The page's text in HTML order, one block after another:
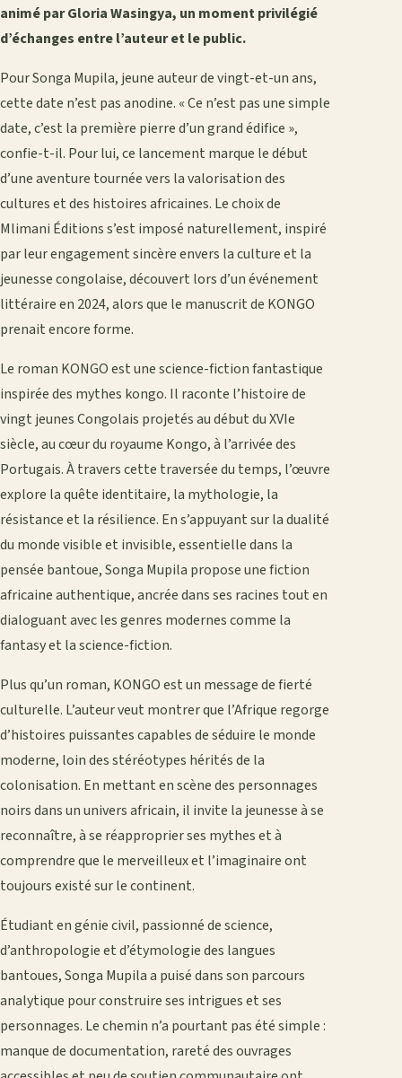
animé par Gloria Wasingya, un moment privilégié
d’échanges entre l’auteur et le public.
Pour Songa Mupila, jeune auteur de vingt-et-un ans,
cette date n’est pas anodine. « Ce n’est pas une simple
date, c’est la première pierre d’un grand édifice »,
confie-t-il. Pour lui, ce lancement marque le début
d’une aventure tournée vers la valorisation des
cultures et des histoires africaines. Le choix de
Mlimani Éditions s’est imposé naturellement, inspiré
par leur engagement sincère envers la culture et la
jeunesse congolaise, découvert lors d’un événement
littéraire en 2024, alors que le manuscrit de KONGO
prenait encore forme.
Le roman KONGO est une science-fiction fantastique
inspirée des mythes kongo. Il raconte l’histoire de
vingt jeunes Congolais projetés au début du XVIe
siècle, au cœur du royaume Kongo, à l’arrivée des
Portugais. À travers cette traversée du temps, l’œuvre
explore la quête identitaire, la mythologie, la
résistance et la résilience. En s’appuyant sur la dualité
du monde visible et invisible, essentielle dans la
pensée bantoue, Songa Mupila propose une fiction
africaine authentique, ancrée dans ses racines tout en
dialoguant avec les genres modernes comme la
fantasy et la science-fiction.
Plus qu’un roman, KONGO est un message de fierté
culturelle. L’auteur veut montrer que l’Afrique regorge
d’histoires puissantes capables de séduire le monde
moderne, loin des stéréotypes hérités de la
colonisation. En mettant en scène des personnages
noirs dans un univers africain, il invite la jeunesse à se
reconnaître, à se réapproprier ses mythes et à
comprendre que le merveilleux et l’imaginaire ont
toujours existé sur le continent.
Étudiant en génie civil, passionné de science,
d’anthropologie et d’étymologie des langues
bantoues, Songa Mupila a puisé dans son parcours
analytique pour construire ses intrigues et ses
personnages. Le chemin n’a pourtant pas été simple :
manque de documentation, rareté des ouvrages